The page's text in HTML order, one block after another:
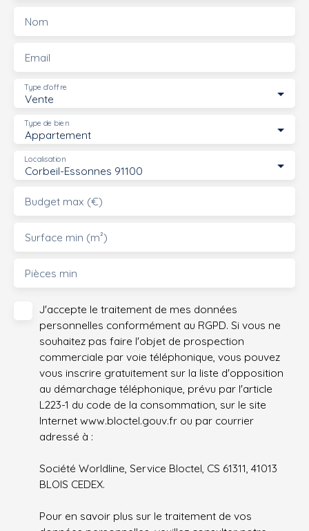
Nom
Email
Vente
Type d'offre
Appartement
Type de bien
Corbeil-Essonnes 91100
Localisation
Budget max (€)
Surface min (m²)
Pièces min
J'accepte le traitement de mes données
personnelles conformément au RGPD. Si vous ne
souhaitez pas faire l'objet de prospection
commerciale par voie téléphonique, vous pouvez
vous inscrire gratuitement sur la liste d'opposition
au démarchage téléphonique, prévu par l'article
L223-1 du code de la consommation, sur le site
Internet www.bloctel.gouv.fr ou par courrier
adressé à :
Société Worldline, Service Bloctel, CS 61311, 41013
BLOIS CEDEX.
Pour en savoir plus sur le traitement de vos